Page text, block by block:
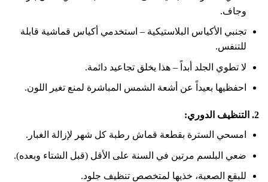
وجاف.
تجنبي الأكياس البلاستيكية – استخدمي أكياس قماشية قابلة
للتنفس.
لا تطوي الجلد أبداً – هذا يخلق تجاعيد دائمة.
احفظيها بعيداً عن أشعة الشمس المباشرة لمنع تغير اللون.
2. التنظيف الدوري:
امسحي السترة بقطعة قماش رطبة كل شهر لإزالة الغبار.
ضعي البلسم مرتين في السنة على الأقل (قبل الشتاء وبعده).
للبقع الصعبة، خذيها لمتخصص تنظيف جلود.